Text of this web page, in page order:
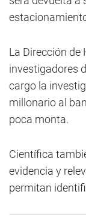
La Dirección de
investigadores
cargo la
millonario al
poca monta.
Científica
evidencia y
permitan